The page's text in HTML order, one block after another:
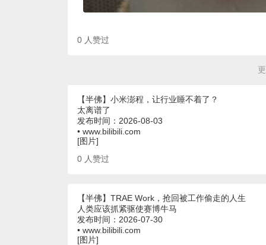
0 人赞过
【半佛】小米澎程，让行业睡不着了？
太离谱了
发布时间：2026-08-03
• www.bilibili.com
[图片]
0 人赞过
【半佛】TRAE Work，抢回被工作偷走的人生
人类应该抓紧驱使赛博牛马
发布时间：2026-07-30
• www.bilibili.com
[图片]